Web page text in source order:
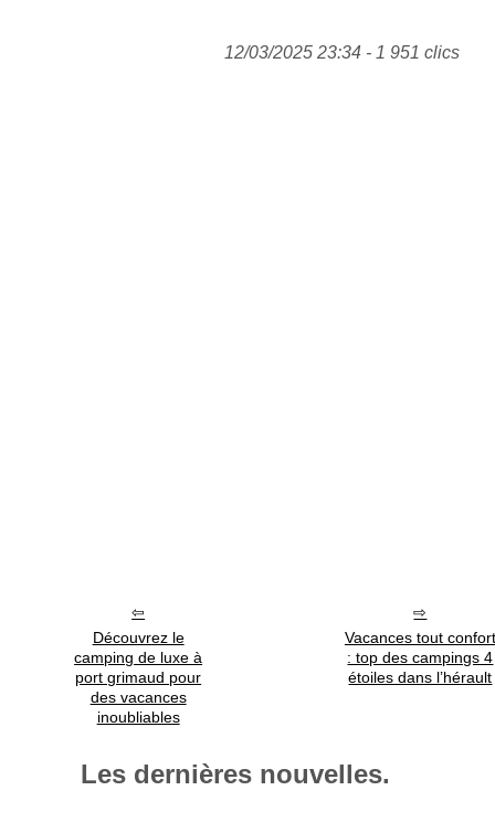
12/03/2025 23:34 - 1 951 clics
Découvrez le
camping de luxe à
port grimaud pour
des vacances
inoubliables
Vacances tout confort
: top des campings 4
étoiles dans l’hérault
Les dernières nouvelles.